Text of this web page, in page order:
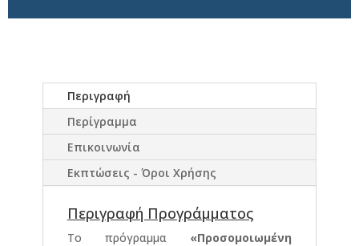
Περιγραφή
Περίγραμμα
Επικοινωνία
Εκπτώσεις - Όροι Χρήσης
Περιγραφή Προγράμματος
Το πρόγραμμα «Προσομοιωμένη